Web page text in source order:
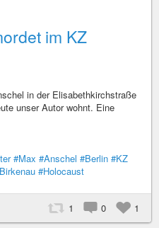
im KZ
in der Elisabethkirchstraße
unser Autor wohnt. Eine
#Max #Anschel #Berlin #KZ
#Holocaust
1 0 1